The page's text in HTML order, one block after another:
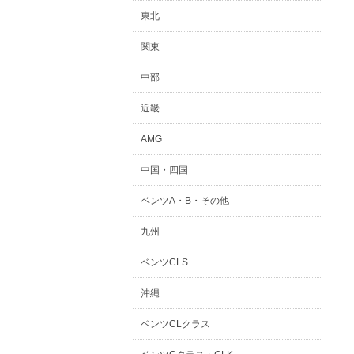
東北
関東
中部
近畿
AMG
中国・四国
ベンツA・B・その他
九州
ベンツCLS
沖縄
ベンツCLクラス